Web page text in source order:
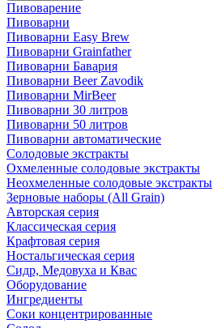
Пивоварение
Пивоварни
Пивоварни Easy Brew
Пивоварни Grainfather
Пивоварни Бавария
Пивоварни Beer Zavodik
Пивоварни MirBeer
Пивоварни 30 литров
Пивоварни 50 литров
Пивоварни автоматические
Солодовые экстракты
Охмеленные солодовые экстракты
Неохмеленные солодовые экстракты
Зерновые наборы (All Grain)
Авторская серия
Классическая серия
Крафтовая серия
Ностальгическая серия
Сидр, Медовуха и Квас
Оборудование
Ингредиенты
Соки концентрированные